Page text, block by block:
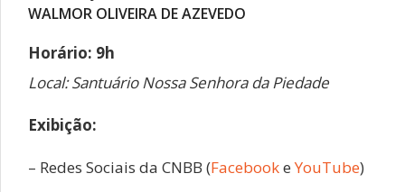
WALMOR OLIVEIRA DE AZEVEDO
Horário: 9h
Local: Santuário Nossa Senhora da Piedade
Exibição:
– Redes Sociais da CNBB (FacebookeYouTube)